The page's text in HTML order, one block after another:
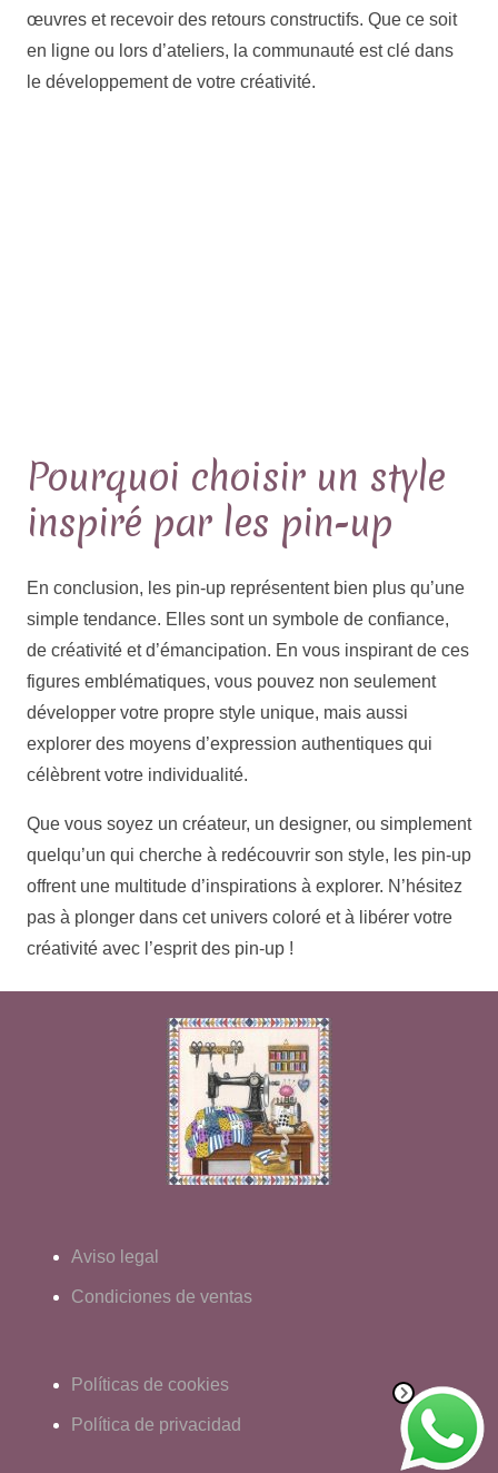
œuvres et recevoir des retours constructifs. Que ce soit
en ligne ou lors d’ateliers, la communauté est clé dans
le développement de votre créativité.
Pourquoi choisir un style
inspiré par les pin-up
En conclusion, les pin-up représentent bien plus qu’une
simple tendance. Elles sont un symbole de confiance,
de créativité et d’émancipation. En vous inspirant de ces
figures emblématiques, vous pouvez non seulement
développer votre propre style unique, mais aussi
explorer des moyens d’expression authentiques qui
célèbrent votre individualité.
Que vous soyez un créateur, un designer, ou simplement
quelqu’un qui cherche à redécouvrir son style, les pin-up
offrent une multitude d’inspirations à explorer. N’hésitez
pas à plonger dans cet univers coloré et à libérer votre
créativité avec l’esprit des pin-up !
Aviso legal
Condiciones de ventas
Políticas de cookies
Política de privacidad